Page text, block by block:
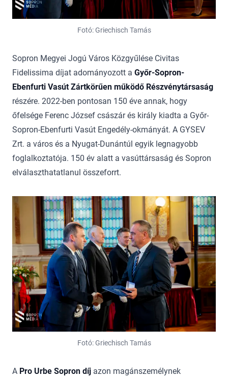
Fotó: Griechisch Tamás
Sopron Megyei Jogú Város Közgyűlése Civitas
Fidelissima díjat adományozott a Győr-Sopron-
Ebenfurti Vasút Zártkörűen működő Részvénytársaság
részére. 2022-ben pontosan 150 éve annak, hogy
őfelsége Ferenc József császár és király kiadta a Győr-
Sopron-Ebenfurti Vasút Engedély-okmányát. A GYSEV
Zrt. a város és a Nyugat-Dunántúl egyik legnagyobb
foglalkoztatója. 150 év alatt a vasúttársaság és Sopron
elválaszthatatlanul összeforrt.
Fotó: Griechisch Tamás
A Pro Urbe Sopron díj azon magánszemélynek